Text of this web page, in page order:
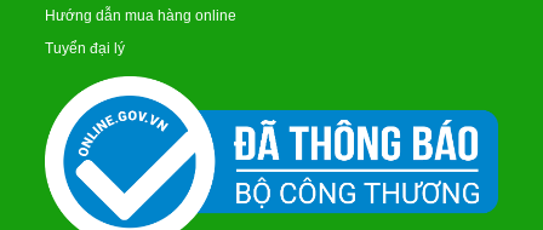
Hướng dẫn mua hàng online
Tuyển đại lý